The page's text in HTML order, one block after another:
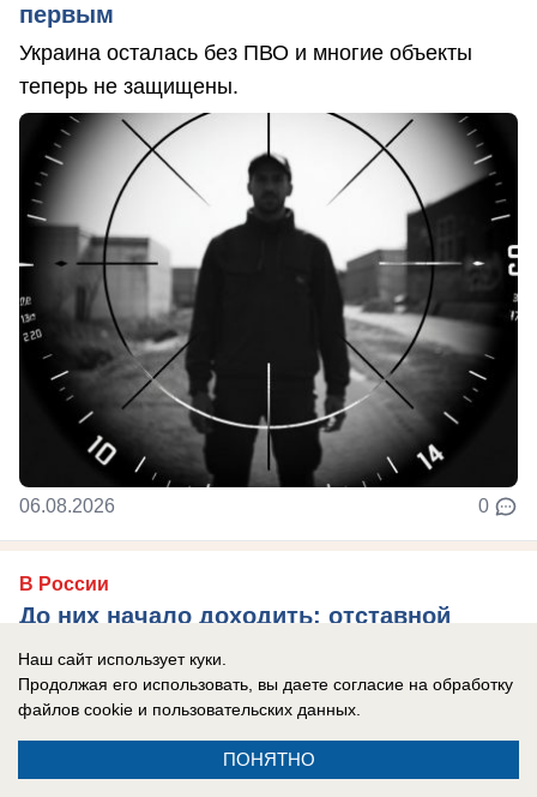
первым
Украина осталась без ПВО и многие объекты
теперь не защищены.
06.08.2026 0
В России
До них начало доходить: отставной
главком ВСУ Залужный признал полное
поражение Украины перед Россией
Российская армия нашла противодействие
практически всему вооружению НАТО, которые
Наш сайт использует куки.
Продолжая его использовать, вы даете согласие на обработку
файлов cookie и пользовательских данных.
ПОНЯТНО